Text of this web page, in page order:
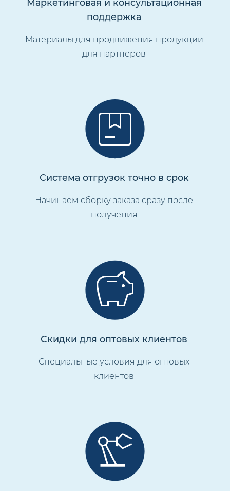
поддержка
Материалы для продвижения продукции
для партнеров
Система отгрузок точно в срок
Начинаем сборку заказа сразу после
получения
Скидки для оптовых клиентов
Специальные условия для оптовых
клиентов